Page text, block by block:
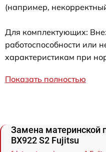
(например,
Для комплектующих:
работоспособности или
характеристикам при
Показать полностью
Замена материнской
BX922 S2 Fujitsu